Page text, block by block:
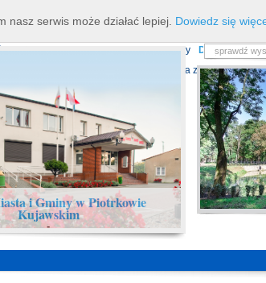
Dróg Samorządowych ządowy Fundusz Rozwoju
Echo Piotrkowa - Informator Lokalny D ziałalność
widencja zbiorów i
i Gminy w Piotrkowie
Kujawskim
-
serwis może działać lepiej. Dowiedz się